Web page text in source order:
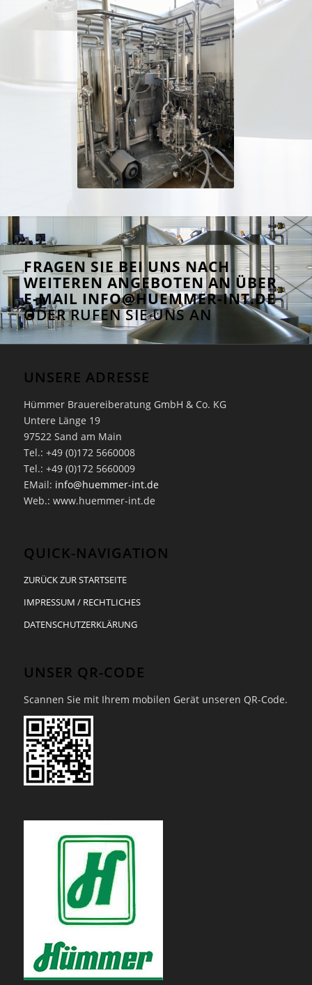
FRAGEN SIE BEI UNS NACH
WEITEREN ANGEBOTEN AN ÜBER
E-MAIL INFO@HUEMMER-INT.DE
ODER RUFEN SIE UNS AN
UNSERE ADRESSE
Hümmer Brauereiberatung GmbH & Co. KG
Untere Länge 19
97522 Sand am Main
Tel.: +49 (0)172 5660008
Tel.: +49 (0)172 5660009
EMail: info@huemmer-int.de
Web.: www.huemmer-int.de
QUICK-NAVIGATION
ZURÜCK ZUR STARTSEITE
IMPRESSUM / RECHTLICHES
DATENSCHUTZERKLÄRUNG
UNSER QR-CODE
Scannen Sie mit Ihrem mobilen Gerät unseren QR-Code.